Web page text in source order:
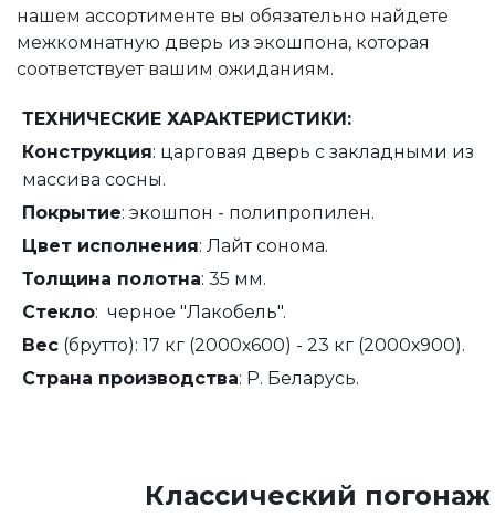
нашем ассортименте вы обязательно найдете
межкомнатную дверь из экошпона, которая
соответствует вашим ожиданиям.
ТЕХНИЧЕСКИЕ ХАРАКТЕРИСТИКИ:
Конструкция: царговая дверь с закладными из
массива сосны.
Покрытие: экошпон - полипропилен.
Цвет исполнения: Лайт сонома.
Толщина полотна: 35 мм.
Стекло: черное "Лакобель".
Вес (брутто): 17 кг (2000х600) - 23 кг (2000х900).
Страна производства: Р. Беларусь.
Классический